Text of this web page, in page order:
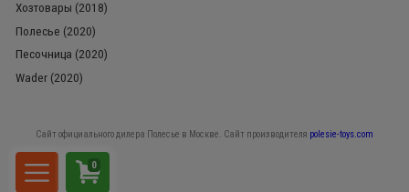
Хозтовары (2018)
Полесье (2020)
Песочница (2020)
Wader (2020)
Сайт официального дилера Полесье в Москве. Сайт производителя polesie-toys.com
0